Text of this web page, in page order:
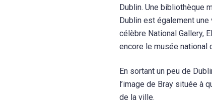
Dublin. Une bibliothèque
Dublin est également
célèbre National Gallery,
encore le musée national
En sortant un peu de
l’image de Bray située à
de la ville.